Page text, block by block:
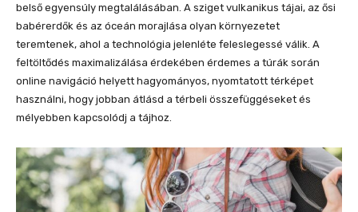
belső egyensúly megtalálásában. A sziget vulkanikus tájai, az ősi
babérerdők és az óceán morajlása olyan környezetet
teremtenek, ahol a technológia jelenléte feleslegessé válik. A
feltöltődés maximalizálása érdekében érdemes a túrák során
online navigáció helyett hagyományos, nyomtatott térképet
használni, hogy jobban átlásd a térbeli összefüggéseket és
mélyebben kapcsolódj a tájhoz.